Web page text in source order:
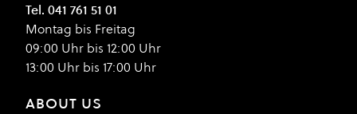
Tel. 041 761 51 01
Montag bis Freitag
09:00 Uhr bis 12:00 Uhr
13:00 Uhr bis 17:00 Uhr
ABOUT US